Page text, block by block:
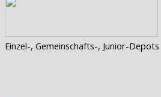
Einzel-, Gemeinschafts-, Junior-Depots